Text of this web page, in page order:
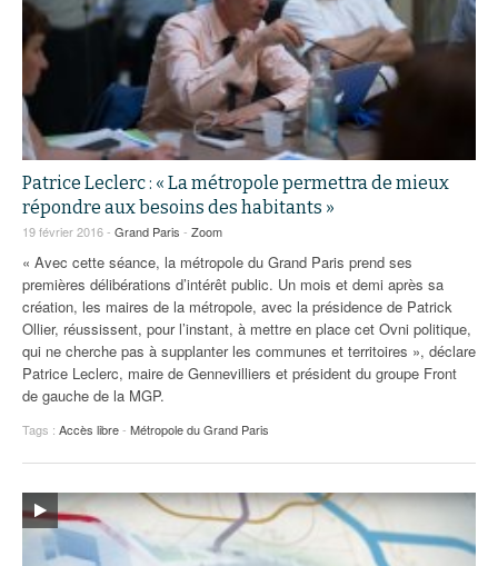
Patrice Leclerc : « La métropole permettra de mieux
répondre aux besoins des habitants »
19 février 2016 - Grand Paris - Zoom
« Avec cette séance, la métropole du Grand Paris prend ses
premières délibérations d’intérêt public. Un mois et demi après sa
création, les maires de la métropole, avec la présidence de Patrick
Ollier, réussissent, pour l’instant, à mettre en place cet Ovni politique,
qui ne cherche pas à supplanter les communes et territoires », déclare
Patrice Leclerc, maire de Gennevilliers et président du groupe Front
de gauche de la MGP.
Tags : Accès libre- Métropole du Grand Paris